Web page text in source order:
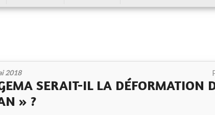
2018
SERAIT-IL LA DÉFORMATION
» ?